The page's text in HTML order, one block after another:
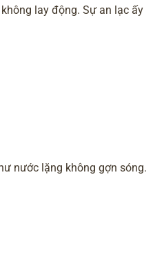
lay động. Sự an lạc ấy
nước lặng không gợn sóng.